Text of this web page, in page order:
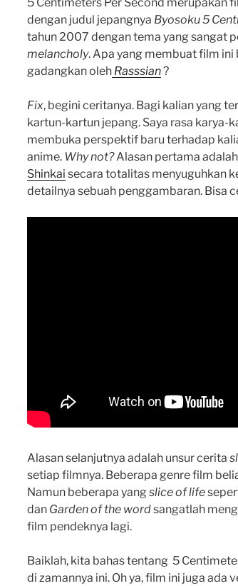
dengan judul jepangnya Byosoku 5
tahun 2007 dengan tema yang sangat
melancholy. Apa yang membuat film
gadangkan oleh Rasssian?
Fix, begini ceritanya. Bagi kalian yang
kartun-kartun jepang. Saya rasa karya-
membuka perspektif baru terhadap
anime. Why not?Alasan pertama
Shinkai secara totalitas menyuguhkan
detailnya sebuah penggambaran. Bisa
Alasan selanjutnya adalah unsur cerita
setiap filmnya. Beberapa genre film
Namun beberapa yang slice of life
dan Garden of the wordsangatlah
film pendeknya lagi.
Baiklah, kita bahas tentang 5
di zamannya ini. Oh ya, film ini juga ada